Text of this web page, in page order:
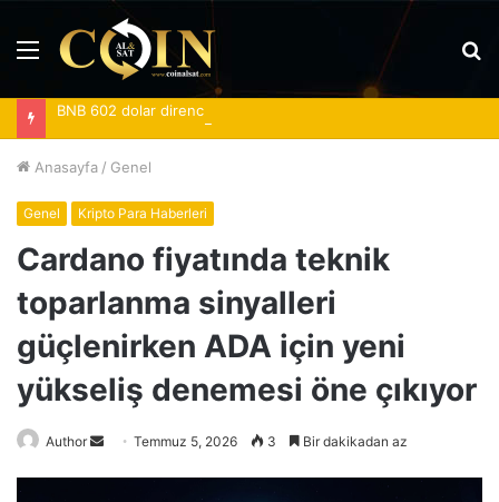
Menü
Anasayfa / Genel
Genel Kripto Para Haberleri
Cardano fiyatında teknik
toparlanma sinyalleri
güçlenirken ADA için yeni
yükseliş denemesi öne çıkıyor
Author
Bir
Temmuz 5, 2026 3 Bir dakikadan az